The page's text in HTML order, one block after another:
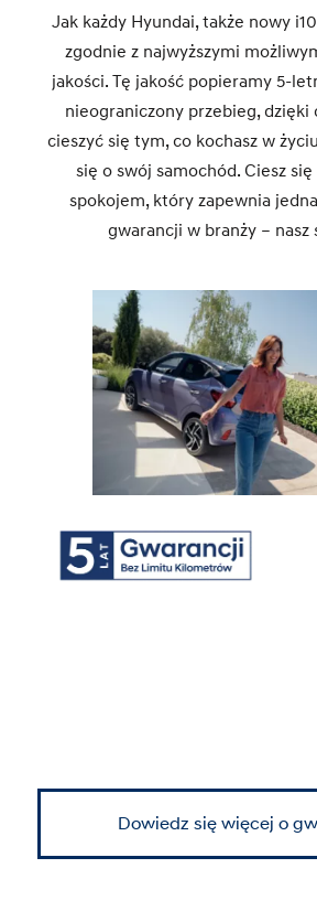
Jak każdy Hyundai, także nowy
zgodnie z najwyższymi
jakości. Tę jakość popieramy 5-
nieograniczony przebieg, dzięki
cieszyć się tym, co kochasz w
się o swój samochód. Ciesz
spokojem, który zapewnia
gwarancji w branży – nasz
Dowiedz się więcej o